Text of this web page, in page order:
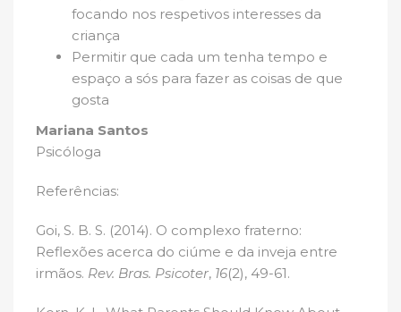
focando nos respetivos interesses da
criança
Permitir que cada um tenha tempo e
espaço a sós para fazer as coisas de que
gosta
Mariana Santos
Psicóloga
Referências:
Goi, S. B. S. (2014). O complexo fraterno:
Reflexões acerca do ciúme e da inveja entre
irmãos. Rev. Bras. Psicoter, 16(2), 49-61.